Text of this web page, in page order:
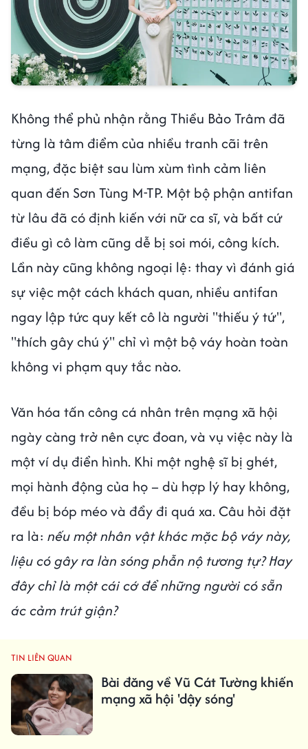
Không thể phủ nhận rằng Thiều Bảo Trâm đã
từng là tâm điểm của nhiều tranh cãi trên
mạng, đặc biệt sau lùm xùm tình cảm liên
quan đến Sơn Tùng M-TP. Một bộ phận antifan
từ lâu đã có định kiến với nữ ca sĩ, và bất cứ
điều gì cô làm cũng dễ bị soi mói, công kích.
Lần này cũng không ngoại lệ: thay vì đánh giá
sự việc một cách khách quan, nhiều antifan
ngay lập tức quy kết cô là người "thiếu ý tứ",
"thích gây chú ý" chỉ vì một bộ váy hoàn toàn
không vi phạm quy tắc nào.
Văn hóa tấn công cá nhân trên mạng xã hội
ngày càng trở nên cực đoan, và vụ việc này là
một ví dụ điển hình. Khi một nghệ sĩ bị ghét,
mọi hành động của họ – dù hợp lý hay không,
đều bị bóp méo và đẩy đi quá xa. Câu hỏi đặt
ra là: nếu một nhân vật khác mặc bộ váy này,
liệu có gây ra làn sóng phẫn nộ tương tự? Hay
đây chỉ là một cái cớ để những người có sẵn
ác cảm trút giận?
TIN LIÊN QUAN
Bài đăng về Vũ Cát Tường khiến
mạng xã hội 'dậy sóng'